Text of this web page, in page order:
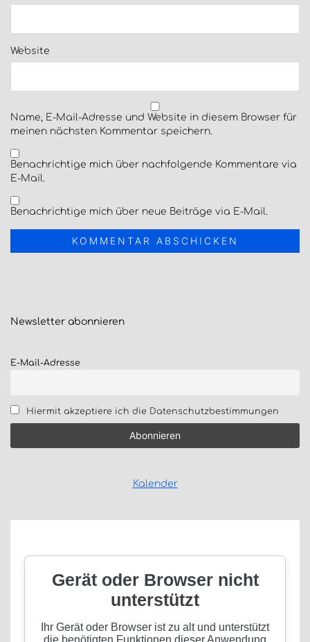
Website
Name, E-Mail-Adresse und Website in diesem Browser für
meinen nächsten Kommentar speichern.
Benachrichtige mich über nachfolgende Kommentare via
E-Mail.
Benachrichtige mich über neue Beiträge via E-Mail.
Newsletter abonnieren
E-Mail-Adresse
Hiermit akzeptiere ich die Datenschutzbestimmungen
Kalender